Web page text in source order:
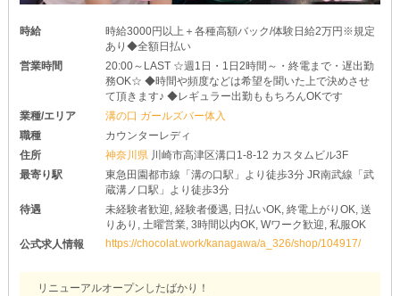
時給
時給3000円以上＋各種高額バック/体験日給2万円※規定
あり◆全額日払い
営業時間
20:00～LAST ☆週1日・1日2時間～・終電まで・遅出勤
務OK☆ ◆時間や頻度などは希望を聞いた上で決めさせ
て頂きます♪ ◆レギュラー出勤ももちろんOKです
業種/エリア
溝の口 ガールズバー体入
職種
カウンターレディ
住所
神奈川県 川崎市高津区溝口1-8-12 カスタムビル3F
最寄り駅
東急田園都市線「溝の口駅」より徒歩3分 JR南武線「武
蔵溝ノ口駅」より徒歩3分
待遇
未経験者歓迎, 経験者優遇, 日払いOK, 終電上がりOK, 送
りあり, 土曜営業, 3時間以内OK, Wワーク歓迎, 私服OK
公式求人情報
https://chocolat.work/kanagawa/a_326/shop/104917/
リニューアルオープンしたばかり！